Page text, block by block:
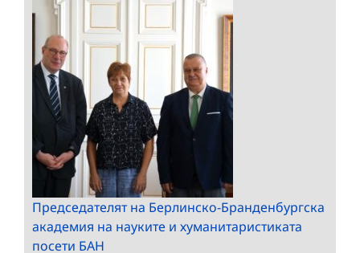
Председателят на Берлинско-Бранденбургска
академия на науките и хуманитаристиката
посети БАН